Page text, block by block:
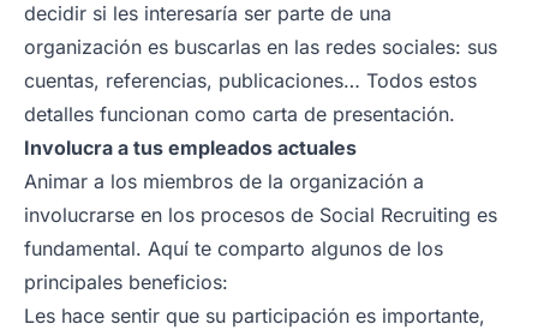
decidir si les interesaría ser parte de una
organización es buscarlas en las redes sociales: sus
cuentas, referencias, publicaciones… Todos estos
detalles funcionan como carta de presentación.
Involucra a tus empleados actuales
Animar a los miembros de la organización a
involucrarse en los procesos de Social Recruiting es
fundamental. Aquí te comparto algunos de los
principales beneficios:
Les hace sentir que su participación es importante,